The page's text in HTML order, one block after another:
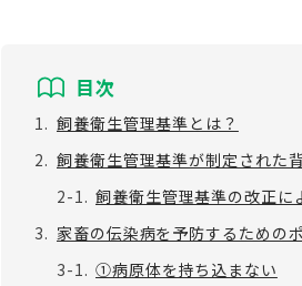
目次
1. 飼養衛生管理基準とは？
2. 飼養衛生管理基準が制定された
2-1. 飼養衛生管理基準の改正に
3. 家畜の伝染病を予防するための
3-1. ①病原体を持ち込まない